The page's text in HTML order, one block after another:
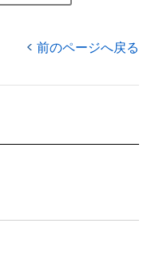
前のページへ戻る